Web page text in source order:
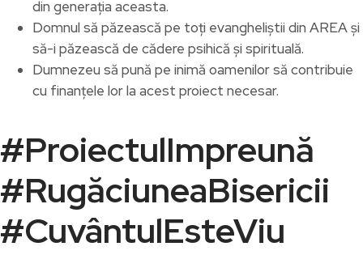
din generația aceasta.
Domnul să păzească pe toți evangheliștii din AREA și
să-i păzească de cădere psihică și spirituală.
Dumnezeu să pună pe inimă oamenilor să contribuie
cu finanțele lor la acest proiect necesar.
#ProiectulImpreună
#RugăciuneaBisericii
#CuvântulEsteViu